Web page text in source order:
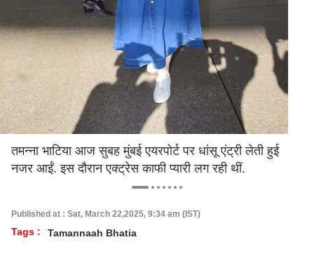
तमन्ना भाटिया आज सुबह मुंबई एयरपोर्ट पर धांसू एंट्री लेती हुई
नजर आईं. इस दौरान एक्ट्रेस काफी प्यारी लग रही थीं.
Published at : Sat, March 22,2025, 9:34 am (IST)
Tags : Tamannaah Bhatia